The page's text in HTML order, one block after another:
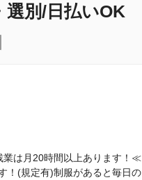
選別/日払いOK
は月20時間以上あります！≪
！(規定有)制服があると毎日の